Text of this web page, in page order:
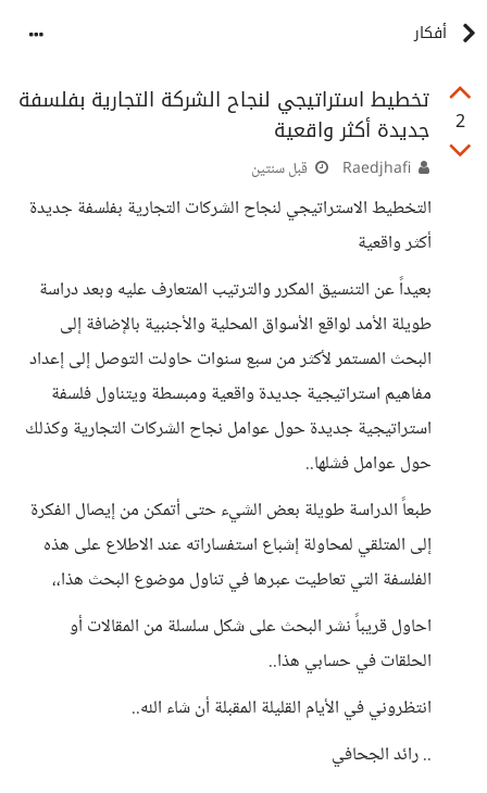
أفكار
2
تخطيط استراتيجي لنجاح الشركة التجارية بفلسفة
جديدة أكثر واقعية
قبل سنتين
التخطيط الاستراتيجي لنجاح الشركات التجارية بفلسفة جديدة
أكثر واقعية
بعيداً عن التنسيق المكرر والترتيب المتعارف عليه وبعد دراسة
طويلة الأمد لواقع الأسواق المحلية والأجنبية بالإضافة إلى
البحث المستمر لأكثر من سبع سنوات حاولت التوصل إلى إعداد
مفاهيم استراتيجية جديدة واقعية ومبسطة ويتناول فلسفة
استراتيجية جديدة حول عوامل نجاح الشركات التجارية وكذلك
حول عوامل فشلها..
طبعاً الدراسة طويلة بعض الشيء حتى أتمكن من إيصال الفكرة
إلى المتلقي لمحاولة إشباع استفساراته عند الاطلاع على هذه
الفلسفة التي تعاطيت عبرها في تناول موضوع البحث هذا،،
احاول قريباً نشر البحث على شكل سلسلة من المقالات أو
الحلقات في حسابي هذا..
انتظروني في الأيام القليلة المقبلة أن شاء الله..
.. رائد الجحافي